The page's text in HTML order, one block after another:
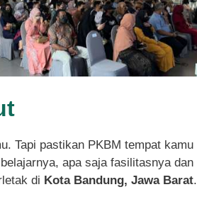
Tapi pastikan PKBM tempat kamu
apa saja fasilitasnya dan
di Kota Bandung, Jawa Barat.